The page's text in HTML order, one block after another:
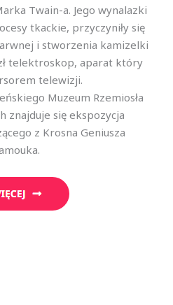
Twain-a. Jego wynalazki
tkackie, przyczyniły się
i stworzenia kamizelki
telektroskop, aparat który
telewizji.
Muzeum Rzemiosła
znajduje się ekspozycja
z Krosna Geniusza